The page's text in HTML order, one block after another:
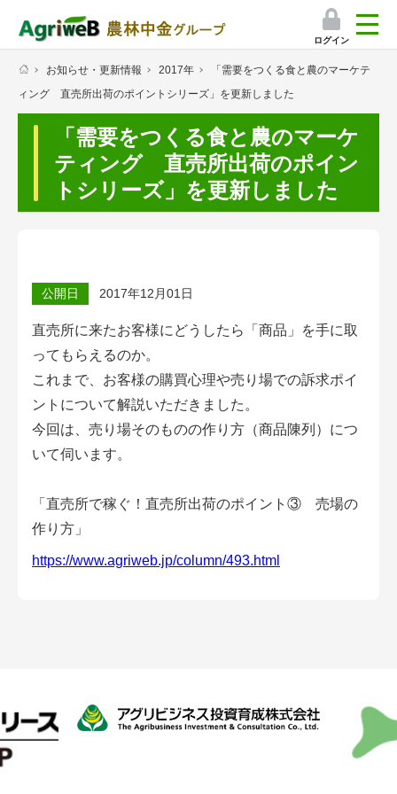
ログイン
検索
マイページ
プレミアムサービス
プレミアムサービスのご紹介
挑戦者たちの奮闘記
会員限定コンテンツ（無料）
会員登録無料 アグリウェブの使い方
イベント・プロジェクト掲示板
農業一問一答
お知らせ・更新情報 2017年
「需要をつくる食と農のマーケテ
ィング 直売所出荷のポイントシリーズ」を更新しました
「需要をつくる食と農のマーケ
ティング 直売所出荷のポイン
トシリーズ」を更新しました
公開日 2017年12月01日
直売所に来たお客様にどうしたら「商品」を手に取
ってもらえるのか。
これまで、お客様の購買心理や売り場での訴求ポイ
ントについて解説いただきました。
今回は、売り場そのものの作り方（商品陳列）につ
いて伺います。
「直売所で稼ぐ！直売所出荷のポイント③ 売場の
作り方」
https://www.agriweb.jp/column/493.html